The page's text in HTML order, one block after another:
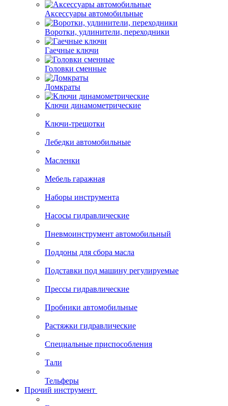
Аксессуары автомобильные
Воротки, удлинители, переходники
Гаечные ключи
Головки сменные
Домкраты
Ключи динамометрические
Ключи-трещотки
Лебедки автомобильные
Масленки
Мебель гаражная
Наборы инструмента
Насосы гидравлические
Пневмоинструмент автомобильный
Поддоны для сбора масла
Подставки под машину регулируемые
Прессы гидравлические
Пробники автомобильные
Растяжки гидравлические
Специальные приспособления
Тали
Тельферы
Прочий инструмент